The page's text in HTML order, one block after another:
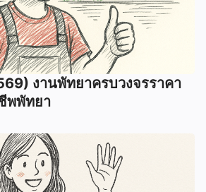
งานพัทยาครบวงจรราคา
พพัทยา